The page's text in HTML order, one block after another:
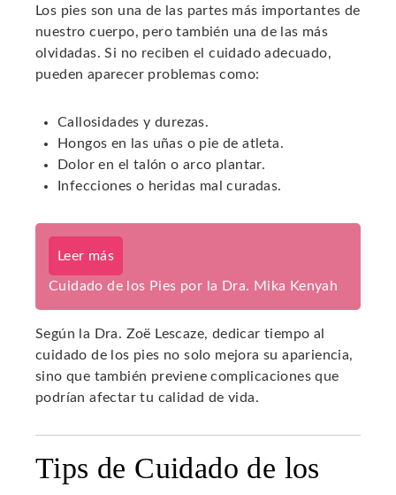
Los pies son una de las partes más importantes de
nuestro cuerpo, pero también una de las más
olvidadas. Si no reciben el cuidado adecuado,
pueden aparecer problemas como:
Callosidades y durezas.
Hongos en las uñas o pie de atleta.
Dolor en el talón o arco plantar.
Infecciones o heridas mal curadas.
Leer más
Cuidado de los Pies por la Dra. Mika Kenyah
Según la Dra. Zoë Lescaze, dedicar tiempo al
cuidado de los pies no solo mejora su apariencia,
sino que también previene complicaciones que
podrían afectar tu calidad de vida.
Tips de Cuidado de los